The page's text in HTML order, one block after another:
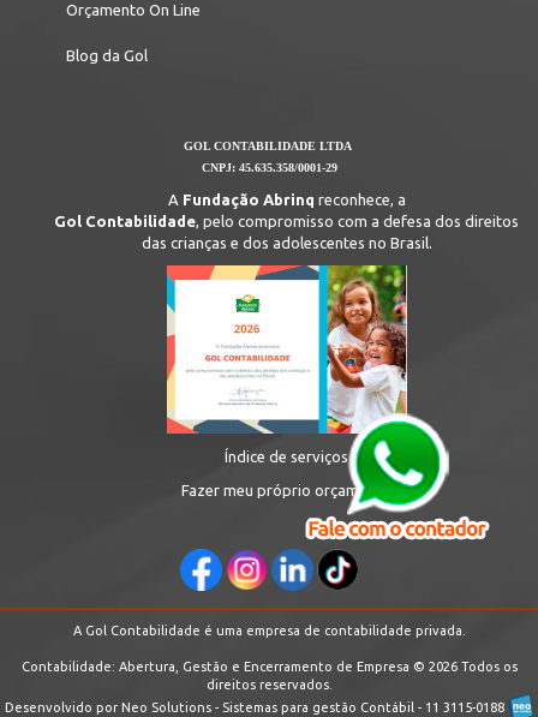
Orçamento On Line
Blog da Gol
GOL CONTABILIDADE LTDA
CNPJ: 45.635.358/0001-29
A Fundação Abrinq reconhece, a
Gol Contabilidade, pelo compromisso com a defesa dos direitos
das crianças e dos adolescentes no Brasil.
Índice de serviços
Fazer meu próprio orçamento
A Gol Contabilidade é uma empresa de contabilidade privada.
Contabilidade: Abertura, Gestão e Encerramento de Empresa © 2026 Todos os
direitos reservados.
Desenvolvido por Neo Solutions - Sistemas para gestão Contábil - 11 3115-0188